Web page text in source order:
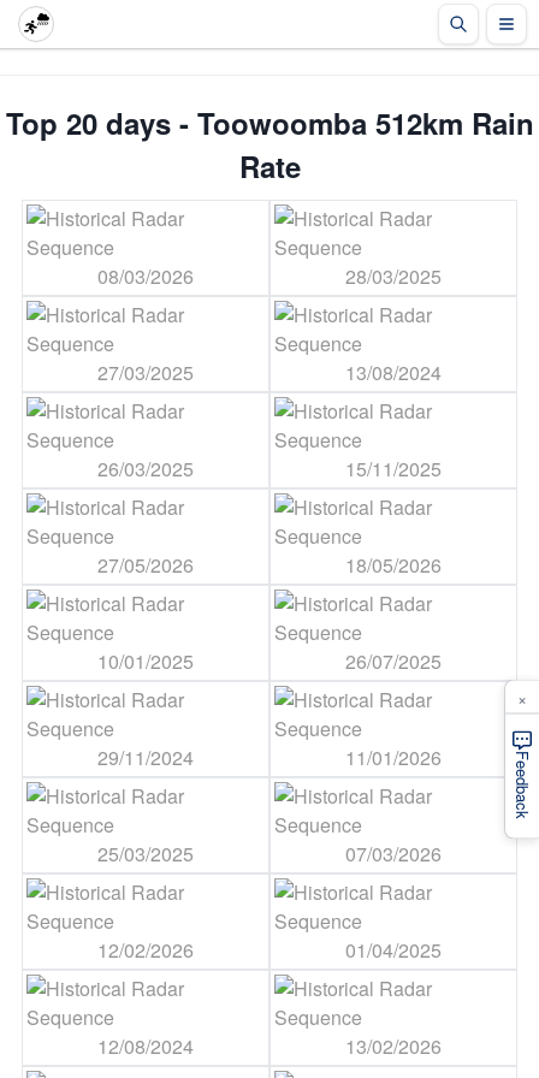
Top 20 days - Toowoomba 512km Rain
Rate
08/03/2026 28/03/2025
27/03/2025 13/08/2024
26/03/2025 15/11/2025
27/05/2026 18/05/2026
10/01/2025 26/07/2025
29/11/2024 11/01/2026
25/03/2025 07/03/2026
12/02/2026 01/04/2025
12/08/2024 13/02/2026
Feedback
×